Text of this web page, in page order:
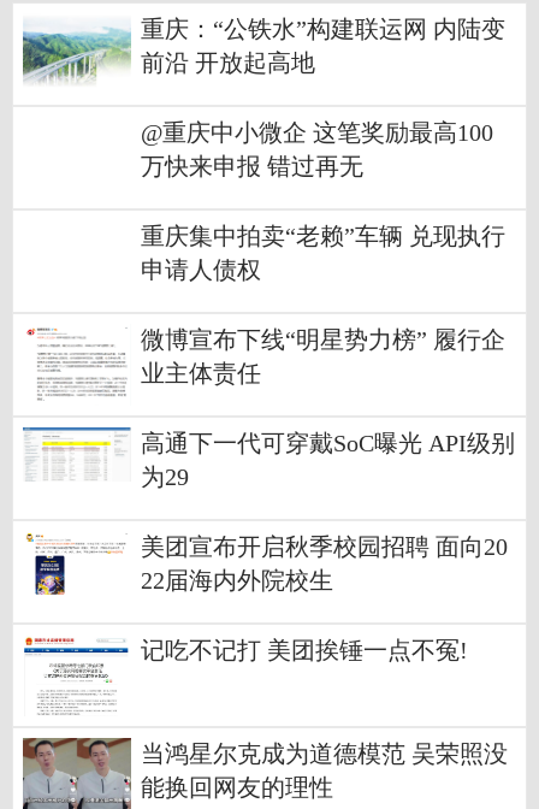
重庆：“公铁水”构建联运网 内陆变
前沿 开放起高地
@重庆中小微企 这笔奖励最高100
万快来申报 错过再无
重庆集中拍卖“老赖”车辆 兑现执行
申请人债权
微博宣布下线“明星势力榜” 履行企
业主体责任
高通下一代可穿戴SoC曝光 API级别
为29
美团宣布开启秋季校园招聘 面向20
22届海内外院校生
记吃不记打 美团挨锤一点不冤!
当鸿星尔克成为道德模范 吴荣照没
能换回网友的理性